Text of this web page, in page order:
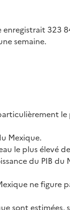
323
semaine.
le
Mexique.
le plus élevé
du PIB du
ne figure
sont